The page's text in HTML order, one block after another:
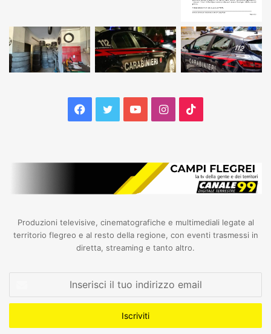
Facebook
TwitterYouTubeInstagram
Produzioni televisive, cinematografiche e multimediali legate al
territorio flegreo e al resto della regione, con eventi trasmessi in
diretta, streaming e tanto altro.
tuo
email